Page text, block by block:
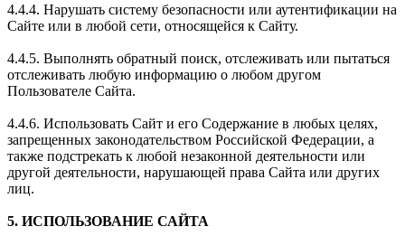
4.4.4. Нарушать систему безопасности или аутентификации на
Сайте или в любой сети, относящейся к Сайту.
4.4.5. Выполнять обратный поиск, отслеживать или пытаться
отслеживать любую информацию о любом другом
Пользователе Сайта.
4.4.6. Использовать Сайт и его Содержание в любых целях,
запрещенных законодательством Российской Федерации, а
также подстрекать к любой незаконной деятельности или
другой деятельности, нарушающей права Сайта или других
лиц.
5. ИСПОЛЬЗОВАНИЕ САЙТА